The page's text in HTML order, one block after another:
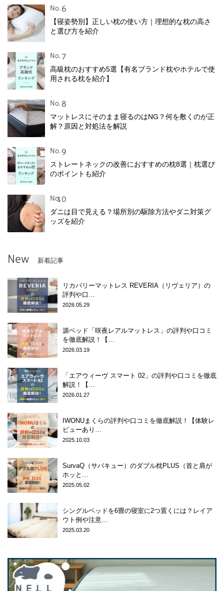
No.
【寝姿勢別】正しい枕の使い方｜理想的な枕の高さ
と選び方を紹介
No.
高級枕のおすすめ5選【有名ブランド枕やホテルで使
用される枕を紹介】
No.
マットレスにそのまま寝るのはNG？何を敷くのが正
解？原因と対処法を解説
No.
ストレートネックの改善におすすめの枕8選｜枕選び
のポイントも紹介
No.
ダニは目で見える？場所別の駆除方法やダニ対策グ
ッズを紹介
New 新着記事
リカバリーマットレス REVERIA（リヴェリア）の
評判や口…
2026.05.29
源ベッド「咲夜レアルマットレス」の評判や口コミ
を徹底解説！【…
2026.03.19
「エアウィーヴ スマート 02」の評判や口コミを徹底
解説！【…
2026.01.27
IWONUまくらの評判や口コミを徹底解説！【体験レ
ビューあり…
2025.10.03
SurvaQ（サバキュー）のダブル枕PLUS（首と肩が
ホッと…
2025.05.02
シングルベッドを6畳の寝室に2つ置くには？レイア
ウト例や注意…
2025.03.20